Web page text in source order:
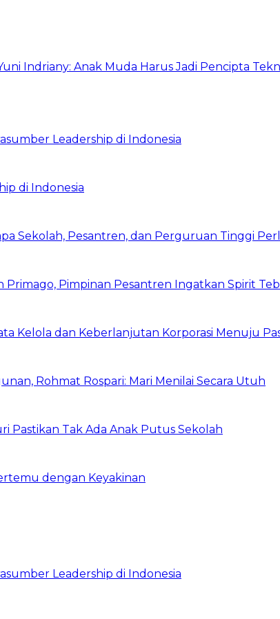
Indriany: Anak Muda Harus Jadi Pencipta
Leadership di Indonesia
di Indonesia
Sekolah, Pesantren, dan Perguruan Tinggi
Pimpinan Pesantren Ingatkan Spirit
Kelola dan Keberlanjutan Korporasi Menuju
Rohmat Rospari: Mari Menilai Secara Utuh
Pastikan Tak Ada Anak Putus Sekolah
dengan Keyakinan
Leadership di Indonesia